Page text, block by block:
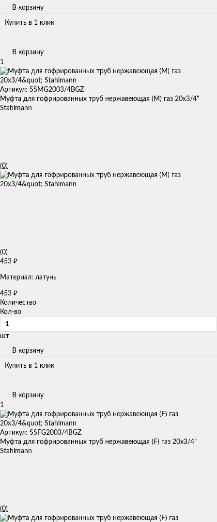
В корзину
Купить в 1 клик
В корзину
1
Артикул: SSMG2003/4BGZ
Муфта для гофрированных труб нержавеющая (М) газ 20x3/4"
Stahlmann
(0)
(0)
453 ₽
Материал: латунь
453 ₽
Количество
Кол-во
шт
В корзину
Купить в 1 клик
В корзину
1
Артикул: SSFG2003/4BGZ
Муфта для гофрированных труб нержавеющая (F) газ 20x3/4"
Stahlmann
(0)